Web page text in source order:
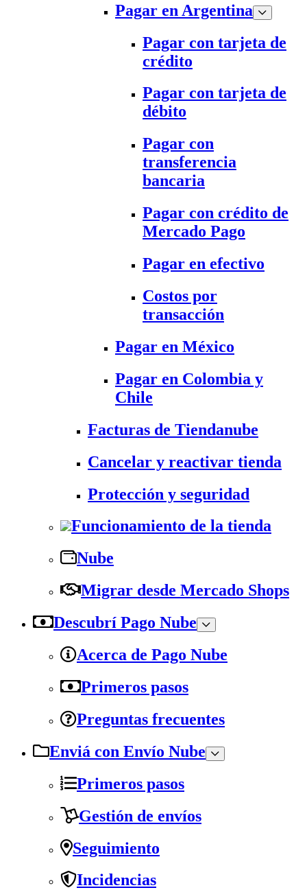
Pagar en Argentina
Pagar con tarjeta de
crédito
Pagar con tarjeta de
débito
Pagar con
transferencia
bancaria
Pagar con crédito de
Mercado Pago
Pagar en efectivo
Costos por
transacción
Pagar en México
Pagar en Colombia y
Chile
Facturas de Tiendanube
Cancelar y reactivar tienda
Protección y seguridad
Funcionamiento de la tienda
Nube
Migrar desde Mercado Shops
Descubrí Pago Nube
Acerca de Pago Nube
Primeros pasos
Preguntas frecuentes
Enviá con Envío Nube
Primeros pasos
Gestión de envíos
Seguimiento
Incidencias